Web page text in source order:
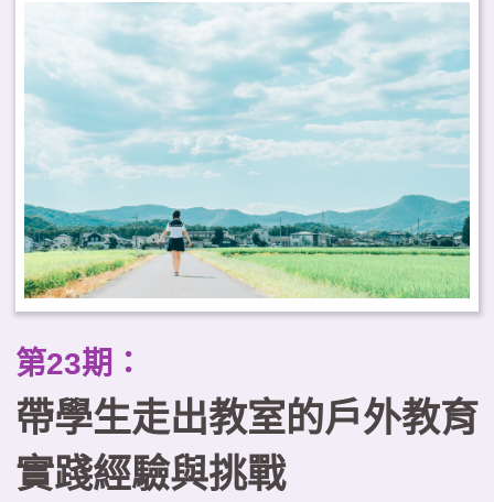
教育的推動面臨多重挑戰，包括：
缺乏系統化的課程設計、缺少以學
生為主體的思考，以及評量機制有
待強化等困境。本文試圖運用「優
質學校戶外教育課程的層級架
構」，從理念價值、規劃實施與成
效評量三層面提出優化課程的整全
PBL、SEL及SDL等新興議題和學
習模式整合發展的可能，成為實踐
素養導向教學的關鍵途徑。
第23期：
帶學生走出教室的戶外教育
實踐經驗與挑戰